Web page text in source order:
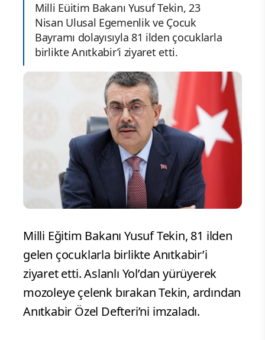
Milli Eüitim Bakanı Yusuf Tekin, 23
Nisan Ulusal Egemenlik ve Çocuk
Bayramı dolayısıyla 81 ilden çocuklarla
birlikte Anıtkabir’i ziyaret etti.
Milli Eğitim Bakanı Yusuf Tekin, 81 ilden
gelen çocuklarla birlikte Anıtkabir’i
ziyaret etti. Aslanlı Yol’dan yürüyerek
mozoleye çelenk bırakan Tekin, ardından
Anıtkabir Özel Defteri’ni imzaladı.